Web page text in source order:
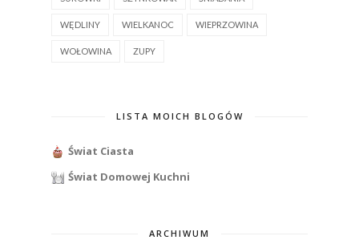
WĘDLINY WIELKANOC WIEPRZOWINA
WOŁOWINA ZUPY
LISTA MOICH BLOGÓW
Świat Ciasta
Świat Domowej Kuchni
ARCHIWUM